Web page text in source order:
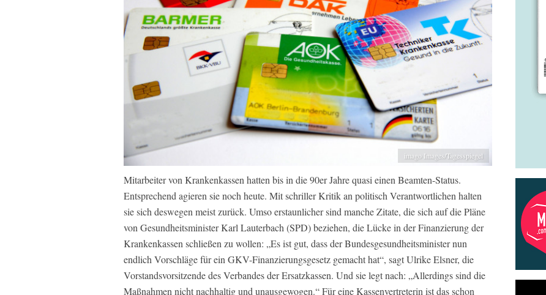
imago Images/Tagesspiegel
Mitarbeiter von Krankenkassen hatten bis in die 90er Jahre quasi einen Beamten-Status.
Entsprechend agieren sie noch heute. Mit schriller Kritik an politisch Verantwortlichen halten
sie sich deswegen meist zurück. Umso erstaunlicher sind manche Zitate, die sich auf die Pläne
von Gesundheitsminister Karl Lauterbach (SPD) beziehen, die Lücke in der Finanzierung der
Krankenkassen schließen zu wollen: „Es ist gut, dass der Bundesgesundheitsminister nun
endlich Vorschläge für ein GKV-Finanzierungsgesetz gemacht hat“, sagt Ulrike Elsner, die
Vorstandsvorsitzende des Verbandes der Ersatzkassen. Und sie legt nach: „Allerdings sind die
Maßnahmen nicht nachhaltig und unausgewogen.“ Für eine Kassenvertreterin ist das schon